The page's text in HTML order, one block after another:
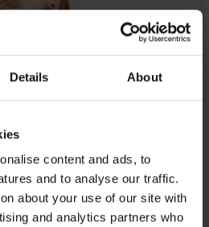
Details About
content and ads, to
and to analyse our traffic.
about your use of our site with
and analytics partners who
-70%
колекция